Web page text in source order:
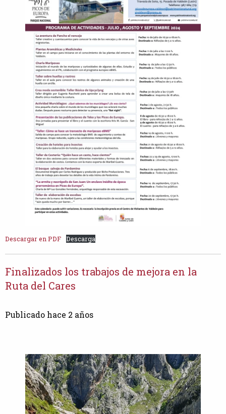
Descargar en PDF Descarga
Finalizados los trabajos de mejora en la
Ruta del Cares
Publicado hace 2 años